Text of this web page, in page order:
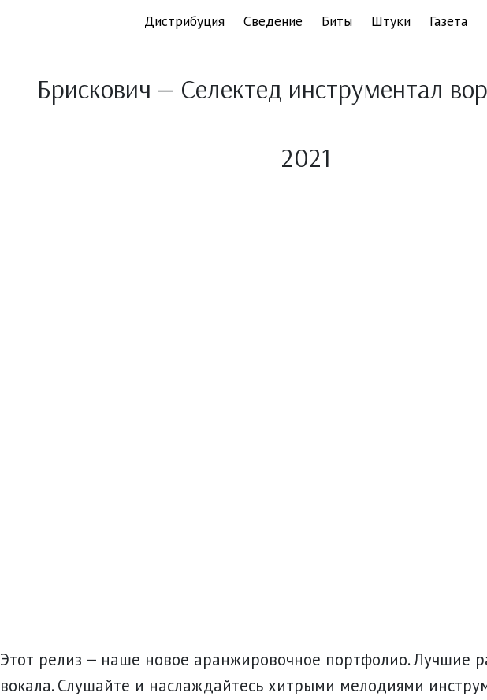
Дистрибуция Сведение Биты Штуки Газета
Брискович — Селектед инструментал
2021
Этот релиз — наше новое аранжировочное портфолио. Лучшие
вокала. Слушайте и наслаждайтесь хитрыми мелодиями